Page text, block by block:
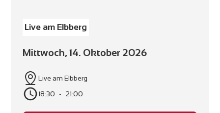
Mittwoch, 14. Oktober 2026
Live am Elbberg
Live am Elbberg
18:30
- 21:00